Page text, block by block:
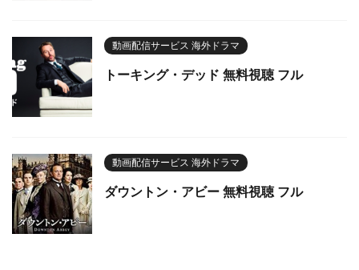
動画配信サービス 海外ドラマ
トーキング・デッド 無料視聴 フル
動画配信サービス 海外ドラマ
ダウントン・アビー 無料視聴 フル